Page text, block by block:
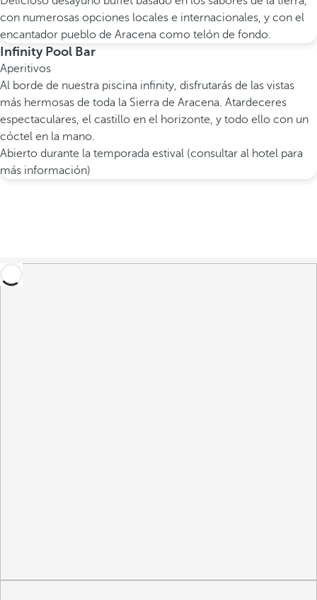
con numerosas opciones locales e internacionales, y con el
encantador pueblo de Aracena como telón de fondo.
Infinity Pool Bar
Aperitivos
Al borde de nuestra piscina infinity, disfrutarás de las vistas
más hermosas de toda la Sierra de Aracena. Atardeceres
espectaculares, el castillo en el horizonte, y todo ello con un
cóctel en la mano.
Abierto durante la temporada estival (consultar al hotel para
más información)